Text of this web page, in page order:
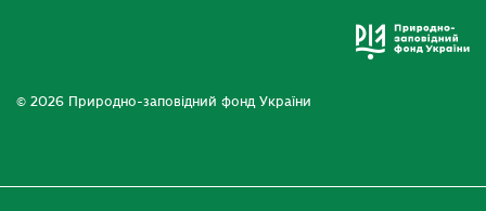
© 2026 Природно-заповідний фонд України